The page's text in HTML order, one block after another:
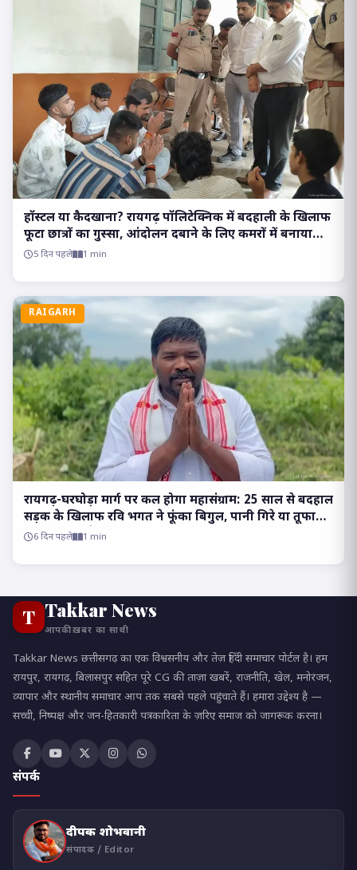
हॉस्टल या कैदखाना? रायगढ़ पॉलिटेक्निक में बदहाली के खिलाफ
फूटा छात्रों का गुस्सा, आंदोलन दबाने के लिए कमरों में बनाया
बंधक..
5 दिन पहले 1 min
RAIGARH
रायगढ़-घरघोड़ा मार्ग पर कल होगा महासंग्राम: 25 साल से बदहाल
सड़क के खिलाफ रवि भगत ने फूंका बिगुल, पानी गिरे या तूफान
आए, होकर रहेगा चक्काजाम..
6 दिन पहले 1 min
T Takkar News
आपकी ख़बर का साथी
Takkar News छत्तीसगढ़ का एक विश्वसनीय और तेज़ हिंदी समाचार पोर्टल है। हम
रायपुर, रायगढ़, बिलासपुर सहित पूरे CG की ताज़ा खबरें, राजनीति, खेल, मनोरंजन,
व्यापार और स्थानीय समाचार आप तक सबसे पहले पहुंचाते हैं। हमारा उद्देश्य है —
सच्ची, निष्पक्ष और जन-हितकारी पत्रकारिता के ज़रिए समाज को जागरूक करना।
संपर्क
दीपक शोभवानी
संपादक / Editor